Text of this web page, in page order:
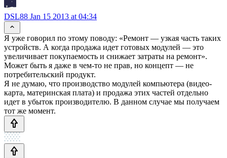
DSL88 Jan 15 2013 at 04:34
Я уже говорил по этому поводу: «Ремонт — узкая часть таких
устройств. А когда продажа идет готовых модулей — это
увеличивает покупаемость и снижает затраты на ремонт».
Может быть я даже в чем-то не прав, но концепт — не
потребительский продукт.
Я не думаю, что производство модулей компьютера (видео-
карта, материнская плата) и продажа этих частей отдельно
идет в убыток производителю. В данном случае мы получаем
тот же момент.